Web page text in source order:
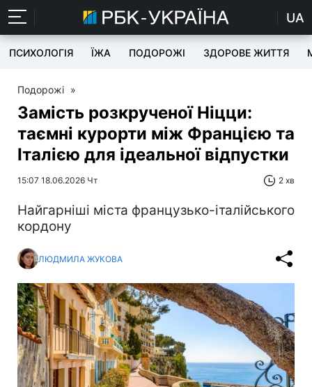
UA
ПСИХОЛОГІЯ ЇЖА ПОДОРОЖІ ЗДОРОВЕ ЖИТТЯ
Подорожі »
Замість розкрученої Ніцци:
таємні курорти між Францією та
Італією для ідеальної відпустки
15:07 18.06.2026 Чт 2 хв
Найгарніші міста французько-італійського
кордону
ЛЮДМИЛА ЖУКОВА